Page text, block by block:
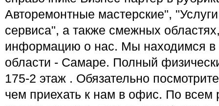
Авторемонтные мастерские",
сервиса", а также смежных
информацию о нас. Мы находимся в
области - Самаре. Полный
175-2 этаж . Обязательно
чем приехать к нам в офис. По